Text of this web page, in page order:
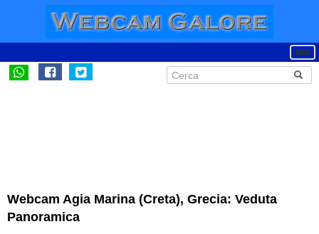
Webcam Agia Marina (Creta), Grecia: Veduta
Panoramica